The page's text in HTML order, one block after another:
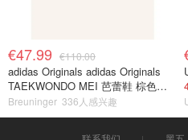
€47.99 €110.00
adidas Originals adidas Originals
TAEKWONDO MEI 芭蕾鞋 棕色米
色
Breuninger 336人感兴趣